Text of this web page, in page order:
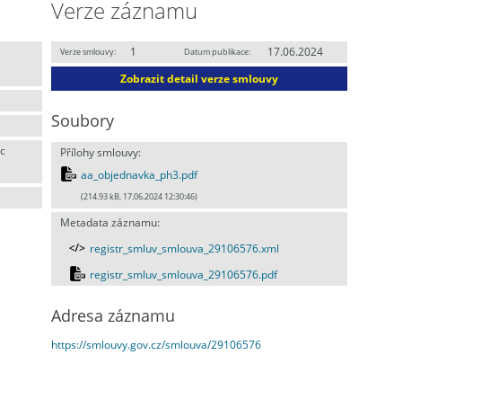
Verze záznamu
Verze smlouvy: 1 Datum publikace:
17.06.2024
Zobrazit detail verze smlouvy
Soubory
Přílohy smlouvy:
aa_objednavka_ph3.pdf
(214.93 kB, 17.06.2024 12:30:46)
Metadata záznamu:
registr_smluv_smlouva_29106576.xml
registr_smluv_smlouva_29106576.pdf
Adresa záznamu
https://smlouvy.gov.cz/smlouva/29106576